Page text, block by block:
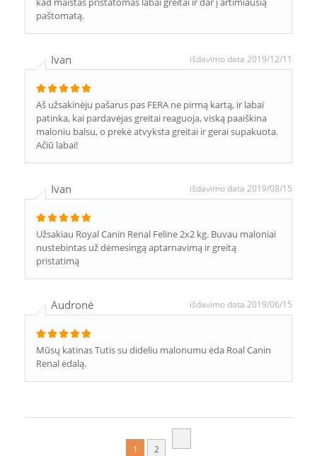
paštomatą.
Ivan išdavimo data 2019/12/11
Aš užsakinėju pašarus pas FERA ne pirmą kartą, ir labai
patinka, kai pardavėjas greitai reaguoja, viską paaiškina
maloniu balsu, o prekė atvyksta greitai ir gerai supakuota.
Ačiū labai!
Ivan išdavimo data 2019/08/15
Užsakiau Royal Canin Renal Feline 2x2 kg. Buvau maloniai
nustebintas už dėmesingą aptarnavimą ir greitą
pristatimą
Audronė išdavimo data 2019/06/15
Mūsų katinas Tutis su dideliu malonumu ėda Roal Canin
Renal ėdalą.
1 2